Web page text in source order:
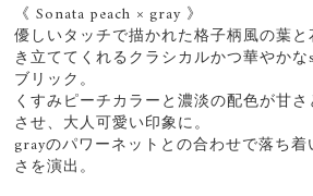
《 Sonata peach × gray 》
優しいタッチで描かれた格子柄風の葉
き立ててくれるクラシカルかつ華やか
ブリック。
くすみピーチカラーと濃淡の配色が甘
させ、大人可愛い印象に。
grayのパワーネットとの合わせで落ち
さを演出。